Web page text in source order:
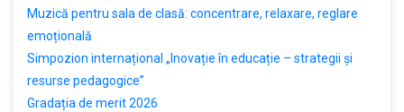
Muzică pentru sala de clasă: concentrare, relaxare, reglare
emoțională
Simpozion internațional „Inovație în educație – strategii și
resurse pedagogice”
Gradația de merit 2026